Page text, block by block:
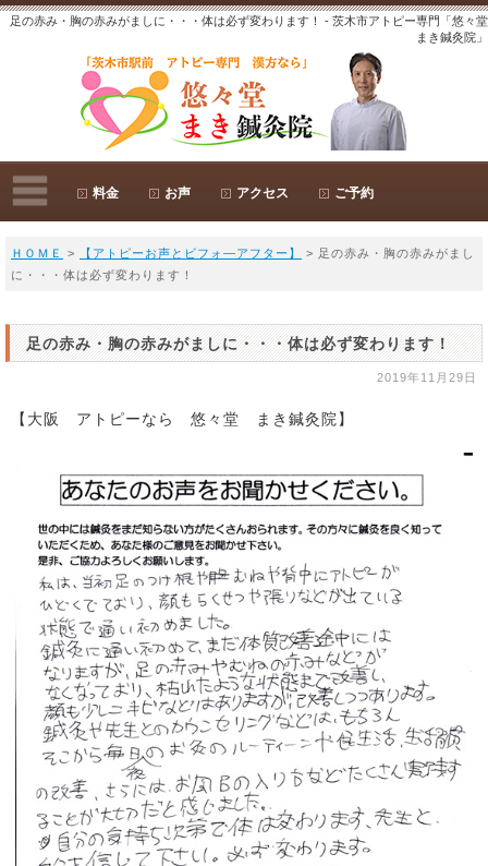
足の赤み・胸の赤みがましに・・・体は必ず変わります！ - 茨木市アトピー専門「悠々堂
まき鍼灸院」
料金 お声 アクセス ご予約
ＨＯＭＥ > 【アトピーお声とビフォ―アフター】
> 足の赤み・胸の赤みがまし
に・・・体は必ず変わります！
足の赤み・胸の赤みがましに・・・体は必ず変わります！
2019年11月29日
【大阪 アトピーなら 悠々堂 まき鍼灸院】